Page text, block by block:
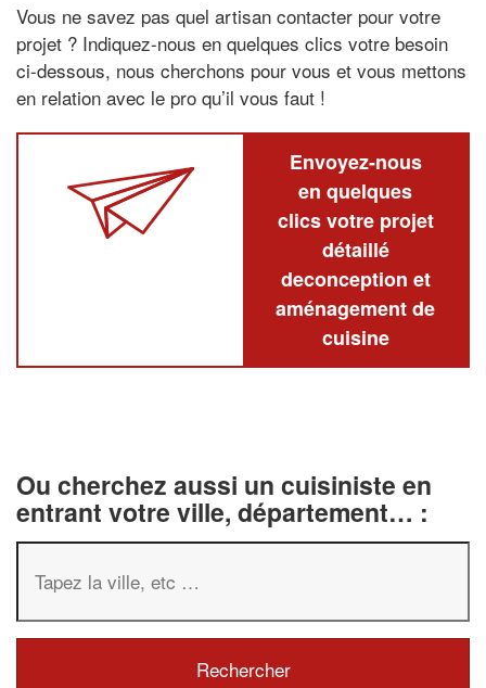
Vous ne savez pas quel artisan contacter pour votre
projet ? Indiquez-nous en quelques clics votre besoin
ci-dessous, nous cherchons pour vous et vous mettons
en relation avec le pro qu’il vous faut !
Envoyez-nous
en quelques
clics votre projet
détaillé
deconception et
aménagement de
cuisine
Ou cherchez aussi un cuisiniste en
entrant votre ville, département… :